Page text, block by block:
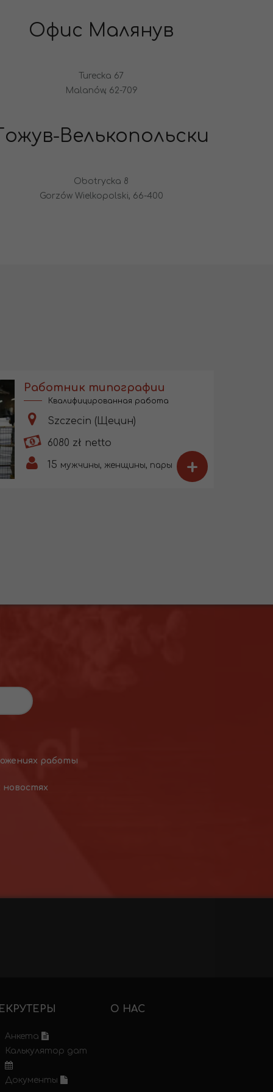
Офис Малянув
Turecka 67
Malanów, 62-709
Велькопольски
Obotrycka 8
Gorzów Wielkopolski, 66-400
Работник типографии
Квалифицированная работа
Szczecin (Щецин)
6080 zł netto
15 мужчины, женщины, пары +
работы
новостях
Анкета
Калькулятор дат
Документы
О НАС